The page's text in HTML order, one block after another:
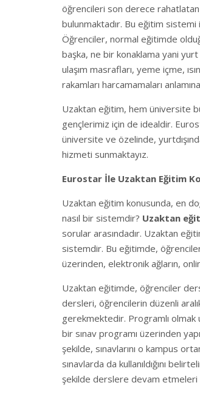
öğrencileri son derece
bulunmaktadır. Bu eğitim
Öğrenciler, normal eğitimde
başka, ne bir konaklama yani
ulaşım masrafları, yeme içme,
rakamları harcamamaları
Uzaktan eğitim, hem üniversite
gençlerimiz için de idealdir.
üniversite ve özelinde,
hizmeti sunmaktayız.
Eurostar İle Uzaktan Eğitim
Uzaktan eğitim konusunda, en
nasıl bir sistemdir? Uzaktan
sorular arasındadır. Uzaktan
sistemdir. Bu eğitimde,
üzerinden, elektronik ağların,
Uzaktan eğitimde, öğrenciler
dersleri, öğrencilerin düzenli
gerekmektedir. Programlı olmak
bir sınav programı üzerinden
şekilde, sınavlarını o kampus
sınavlarda da kullanıldığını
şekilde derslere devam etmeleri